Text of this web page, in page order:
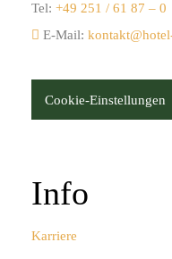
Tel: +49 251 / 61 87 – 0
E-Mail:
Cookie-Einstellungen
Info
Karriere